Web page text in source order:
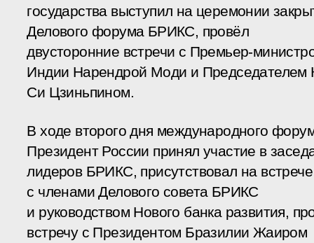
государства выступил на церемонии
Делового форума БРИКС, провёл
двусторонние встречи с Премьер-
Индии Нарендрой Моди и Председателем
Си Цзиньпином.
В ходе второго дня международного
Президент России принял участие в
лидеров БРИКС, присутствовал на встрече
с членами Делового совета БРИКС
и руководством Нового банка развития,
встречу с Президентом Бразилии Жаиром